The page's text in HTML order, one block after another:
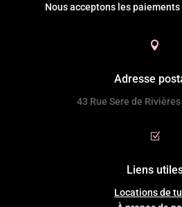
Nous acceptons les

Adresse
43 Rue Sere de
Z
Liens
Locations de